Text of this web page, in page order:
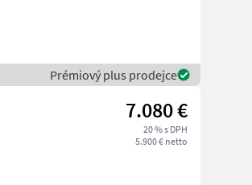
Prémiový plus prodejce
7.080 €
20 % s DPH
5.900 € netto